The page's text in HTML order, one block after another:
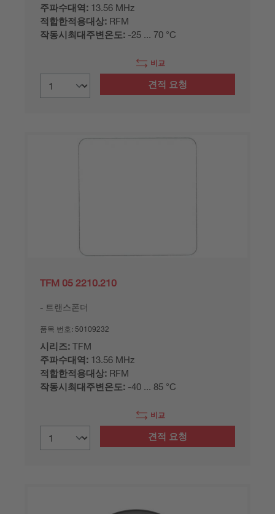
주파수대역: 13.56 MHz
적합한적용대상: RFM
작동시최대주변온도: -25 ... 70 °C
비교
견적 요청
TFM 05 2210.210
트랜스폰더
품목 번호: 50109232
시리즈: TFM
주파수대역: 13.56 MHz
적합한적용대상: RFM
작동시최대주변온도: -40 ... 85 °C
비교
견적 요청